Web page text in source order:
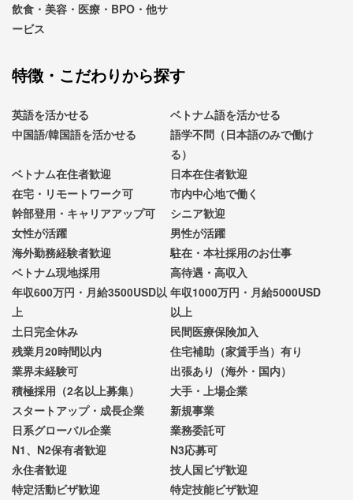
飲食・美容・医療・BPO・他サ
ービス
特徴・こだわりから探す
英語を活かせる
ベトナム語を活かせる
中国語/韓国語を活かせる
語学不問（日本語のみで働け
る）
ベトナム在住者歓迎
日本在住者歓迎
在宅・リモートワーク可
市内中心地で働く
幹部登用・キャリアアップ可
シニア歓迎
女性が活躍
男性が活躍
海外勤務経験者歓迎
駐在・本社採用のお仕事
ベトナム現地採用
高待遇・高収入
年収600万円・月給3500USD以
上
年収1000万円・月給5000USD
以上
土日完全休み
民間医療保険加入
残業月20時間以内
住宅補助（家賃手当）有り
業界未経験可
出張あり（海外・国内）
積極採用（2名以上募集）
大手・上場企業
スタートアップ・成長企業
新規事業
日系グローバル企業
業務委託可
N1、N2保有者歓迎
N3応募可
永住者歓迎
技人国ビザ歓迎
特定活動ビザ歓迎
特定技能ビザ歓迎